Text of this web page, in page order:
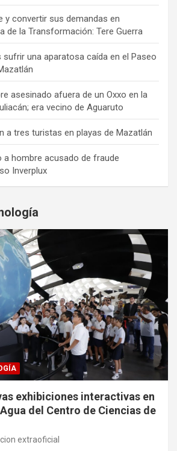
y convertir sus demandas en
de la Transformación: Tere Guerra
una aparatosa caída en el Paseo
asesinado afuera de un Oxxo en la
era vecino de Aguaruto
a tres turistas en playas de Mazatlán
a hombre acusado de fraude
Inverplux
exhibiciones interactivas en
del Centro de Ciencias de
extraoficial